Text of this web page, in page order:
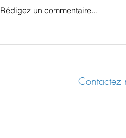
Rédigez un commentaire...
Contactez